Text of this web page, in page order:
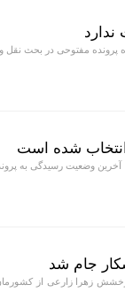
مفتوحی در بحث نقل و
انتخاب شده است
وضعیت رسیدگی به پرونده
زهرا زارعی از